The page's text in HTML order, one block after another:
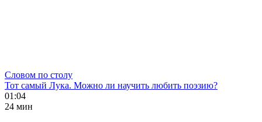
Словом по столу
Тот самый Лука. Можно ли научить любить поэзию?
01:04
24 мин